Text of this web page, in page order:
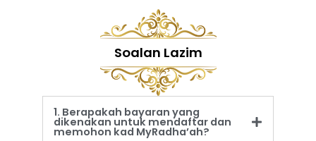
Soalan Lazim
1. Berapakah bayaran yang
dikenakan untuk mendaftar dan
memohon kad MyRadha’ah?